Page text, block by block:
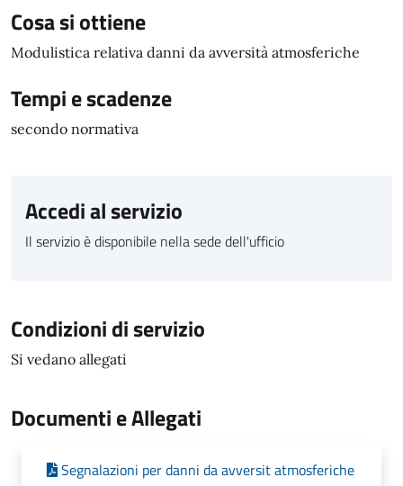
Cosa si ottiene
Modulistica relativa danni da avversità atmosferiche
Tempi e scadenze
secondo normativa
Accedi al servizio
Il servizio è disponibile nella sede dell'ufficio
Condizioni di servizio
Si vedano allegati
Documenti e Allegati
Segnalazioni per danni da avversit atmosferiche